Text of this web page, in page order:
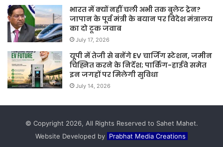
भारत में क्यों नहीं चली अभी तक बुलेट ट्रेन?
जापान के पूर्व मंत्री के बयान पर विदेश मंत्रालय
का दो टूक जवाब
July 17, 2026
यूपी में तेजी से बनेंगे EV चार्जिंग स्टेशन, जमीन
चिह्नित करने के निर्देश; पार्किंग-हाईवे समेत
इन जगहों पर मिलेगी सुविधा
July 14, 2026
© Copyright 2026, All Rights Reserved to Sahet Mahet.
Website Developed by Prabhat Media Creations